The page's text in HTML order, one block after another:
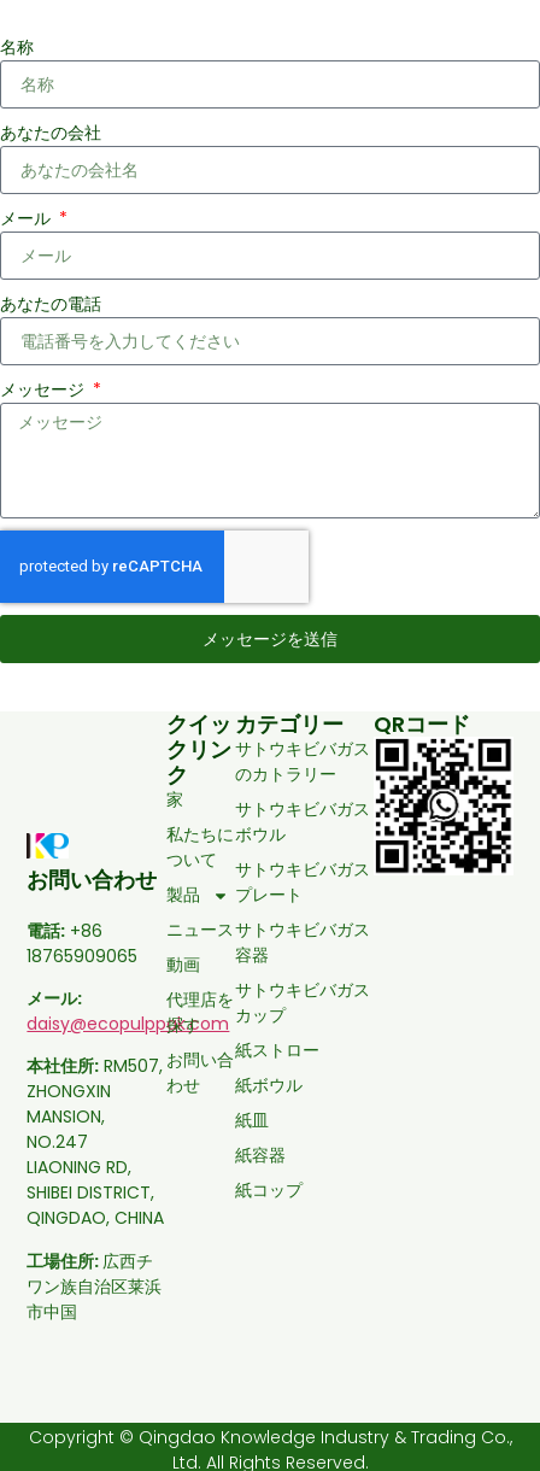
名称
あなたの会社
メール
あなたの電話
メッセージ
メッセージを送信
お問い合わせ
電話: +86
18765909065
メール:
daisy@ecopulppak.com
本社住所: RM507,
ZHONGXIN
MANSION,
NO.247
LIAONING RD,
SHIBEI DISTRICT,
QINGDAO, CHINA
工場住所: 広西チ
ワン族自治区莱浜
市中国
クイッ
クリン
ク
家
私たちに
ついて
製品
ニュース
動画
代理店を
探す
お問い合
わせ
カテゴリー
サトウキビバガス
のカトラリー
サトウキビバガス
ボウル
サトウキビバガス
プレート
サトウキビバガス
容器
サトウキビバガス
カップ
紙ストロー
紙ボウル
紙皿
紙容器
紙コップ
QRコード
Copyright © Qingdao Knowledge Industry & Trading Co.,
Ltd. All Rights Reserved.